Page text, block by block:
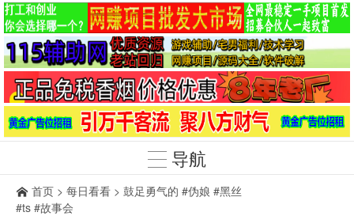
导航
首页 > 每日看看 > 鼓足勇气的 #伪娘 #黑丝
#ts #故事会